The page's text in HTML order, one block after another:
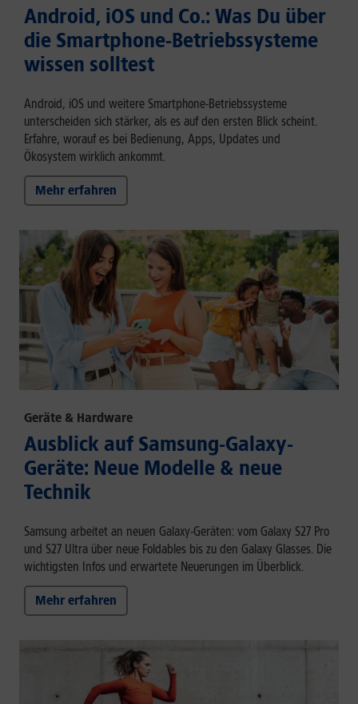
Android, iOS und Co.: Was Du über
die Smartphone-Betriebssysteme
wissen solltest
Android, iOS und weitere Smartphone-Betriebssysteme
unterscheiden sich stärker, als es auf den ersten Blick scheint.
Erfahre, worauf es bei Bedienung, Apps, Updates und
Ökosystem wirklich ankommt.
Mehr erfahren
Geräte & Hardware
Ausblick auf Samsung-Galaxy-
Geräte: Neue Modelle & neue
Technik
Samsung arbeitet an neuen Galaxy-Geräten: vom Galaxy S27 Pro
und S27 Ultra über neue Foldables bis zu den Galaxy Glasses. Die
wichtigsten Infos und erwartete Neuerungen im Überblick.
Mehr erfahren